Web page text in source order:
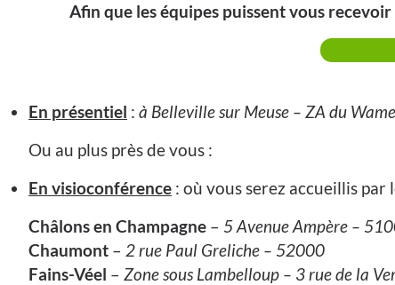
Afin que les équipes puissent vous
En présentiel : à Belleville sur Meuse – ZA du
Ou au plus près de vous :
En visioconférence : où vous serez accueillis par
Châlons en Champagne – 5 Avenue Ampère –
Chaumont – 2 rue Paul Greliche – 52000
Fains-Véel – Zone sous Lambelloup – 3 rue de la